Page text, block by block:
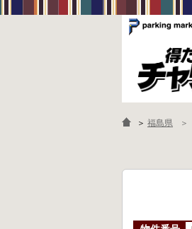
＞ 福島県